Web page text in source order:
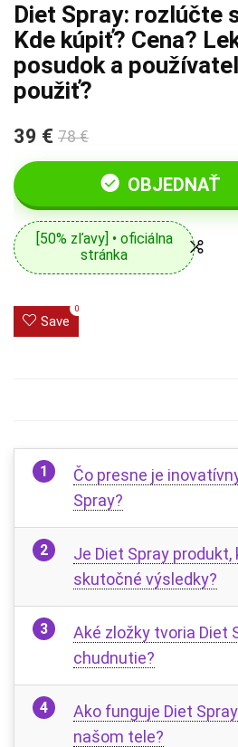
Diet Spray: rozlúčte
Kde kúpiť? Cena?
posudok a
použiť?
39 € 78 €
OBJEDNAŤ
[50% zľavy] • oficiálna
stránka
Save
0
Čo presne je
Spray?
Je Diet Spray
skutočné výsledky?
Aké zložky tvoria Diet
chudnutie?
Ako funguje Diet
našom tele?